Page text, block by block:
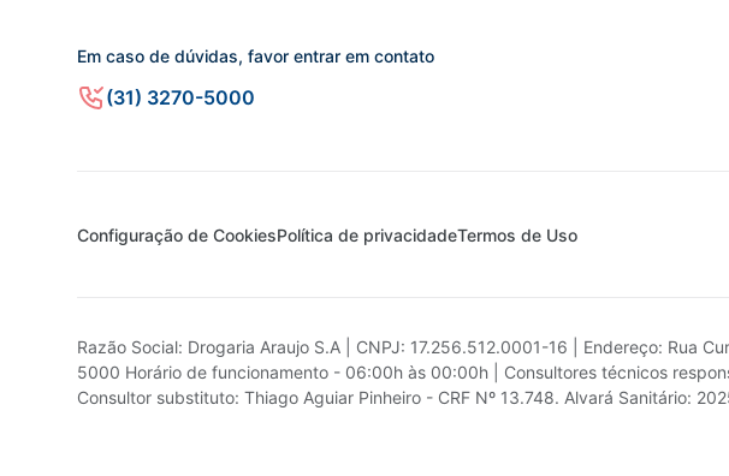
Em caso de dúvidas, favor entrar em contato
(31) 3270-5000
Configuração de CookiesPolítica de privacidadeTermos de Uso
Razão Social: Drogaria Araujo S.A | CNPJ: 17.256.512.0001-16 | Endereço: Rua
5000 Horário de funcionamento - 06:00h às 00:00h | Consultores técnicos
Consultor substituto: Thiago Aguiar Pinheiro - CRF Nº 13.748. Alvará Sanitário: